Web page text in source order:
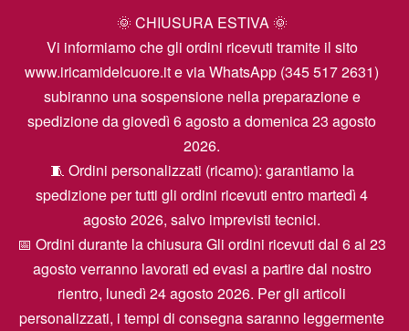
🌞 CHIUSURA ESTIVA 🌞
Vi informiamo che gli ordini ricevuti tramite il sito
www.iricamidelcuore.it e via WhatsApp (345 517 2631)
subiranno una sospensione nella preparazione e
spedizione da giovedì 6 agosto a domenica 23 agosto
2026.
🧵 Ordini personalizzati (ricamo): garantiamo la
spedizione per tutti gli ordini ricevuti entro martedì 4
agosto 2026, salvo imprevisti tecnici.
📅 Ordini durante la chiusura Gli ordini ricevuti dal 6 al 23
agosto verranno lavorati ed evasi a partire dal nostro
rientro, lunedì 24 agosto 2026. Per gli articoli
personalizzati, i tempi di consegna saranno leggermente